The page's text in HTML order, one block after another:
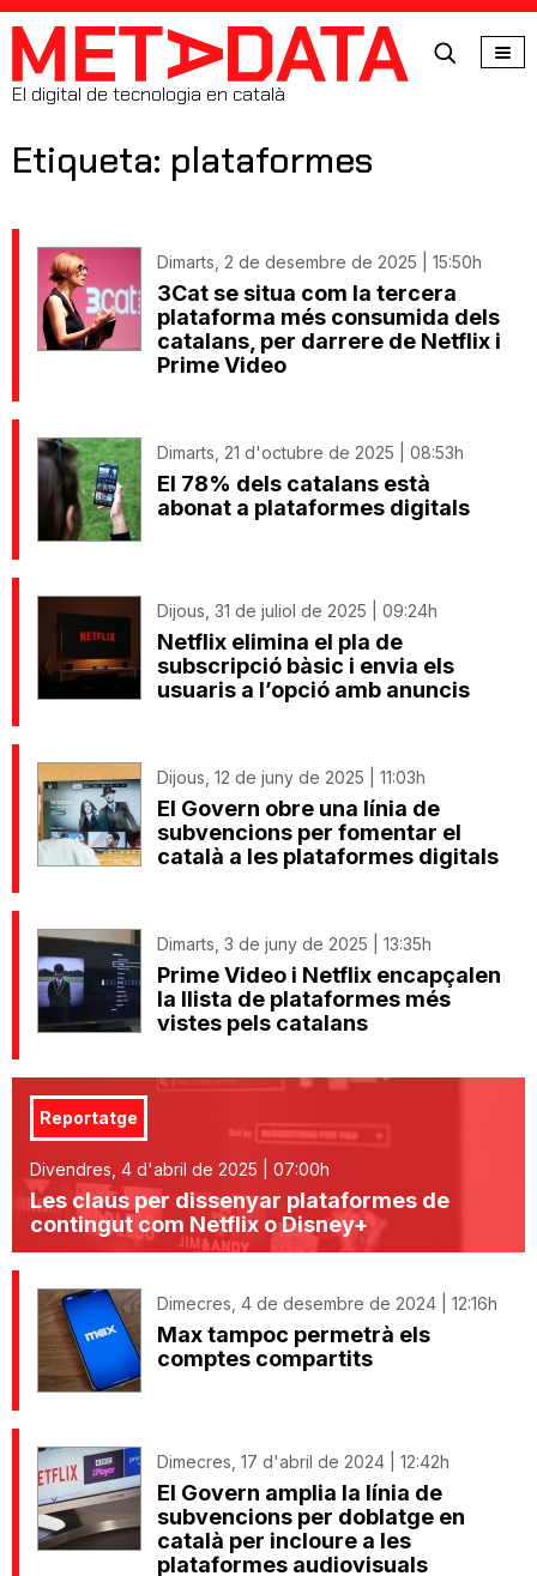
MetaData
El digital de tecnologia en català
Etiqueta: plataformes
Dimarts, 2 de desembre de 2025 | 15:50h
3Cat se situa com la tercera
plataforma més consumida dels
catalans, per darrere de Netflix i
Prime Video
Dimarts, 21 d'octubre de 2025 | 08:53h
El 78% dels catalans està
abonat a plataformes digitals
Dijous, 31 de juliol de 2025 | 09:24h
Netflix elimina el pla de
subscripció bàsic i envia els
usuaris a l’opció amb anuncis
Dijous, 12 de juny de 2025 | 11:03h
El Govern obre una línia de
subvencions per fomentar el
català a les plataformes digitals
Dimarts, 3 de juny de 2025 | 13:35h
Prime Video i Netflix encapçalen
la llista de plataformes més
vistes pels catalans
Reportatge
Divendres, 4 d'abril de 2025 | 07:00h
Les claus per dissenyar plataformes de
contingut com Netflix o Disney+
Dimecres, 4 de desembre de 2024 | 12:16h
Max tampoc permetrà els
comptes compartits
Dimecres, 17 d'abril de 2024 | 12:42h
El Govern amplia la línia de
subvencions per doblatge en
català per incloure a les
plataformes audiovisuals